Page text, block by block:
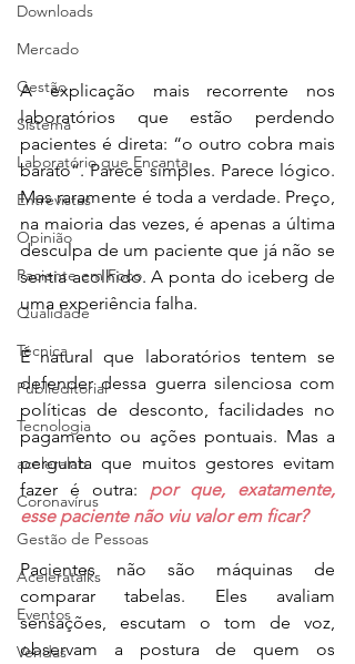
Downloads
Mercado
Gestão
Sistema
Laboratório que Encanta
Entrevistas
Opinião
Paciente em Foco
Qualidade
Técnica
Publieditorial
Tecnologia
aceleralab
Coronavírus
Gestão de Pessoas
Aceleratalks
Eventos
Vendas
A explicação mais recorrente nos
laboratórios que estão perdendo
pacientes é direta: “o outro cobra mais
barato”. Parece simples. Parece lógico.
Mas raramente é toda a verdade. Preço,
na maioria das vezes, é apenas a última
desculpa de um paciente que já não se
sentia acolhido. A ponta do iceberg de
uma experiência falha.
É natural que laboratórios tentem se
defender dessa guerra silenciosa com
políticas de desconto, facilidades no
pagamento ou ações pontuais. Mas a
pergunta que muitos gestores evitam
fazer é outra: por que, exatamente,
esse paciente não viu valor em ficar?
Pacientes não são máquinas de
comparar tabelas. Eles avaliam
sensações, escutam o tom de voz,
observam a postura de quem os